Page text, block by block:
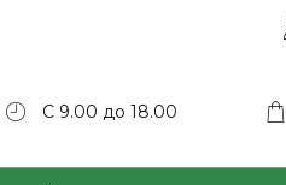
С 9.00 до 18.00